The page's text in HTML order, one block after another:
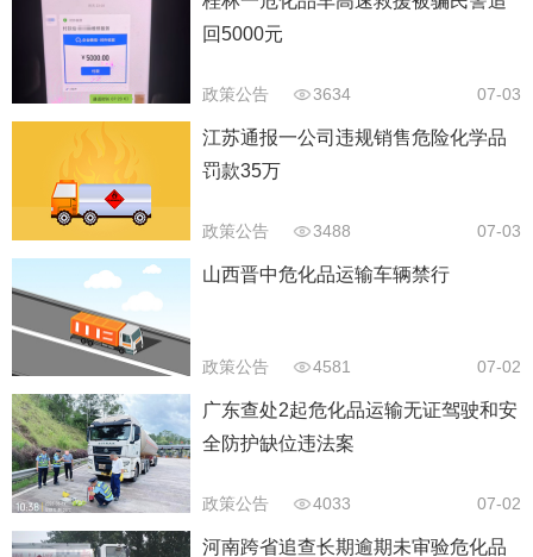
回5000元
政策公告 3634 07-03
江苏通报一公司违规销售危险化学品
罚款35万
政策公告 3488 07-03
山西晋中危化品运输车辆禁行
政策公告 4581 07-02
广东查处2起危化品运输无证驾驶和安
全防护缺位违法案
政策公告 4033 07-02
河南跨省追查长期逾期未审验危化品